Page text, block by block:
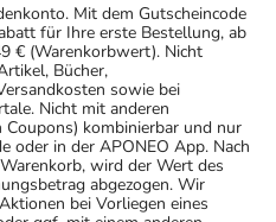
Mit dem Gutscheincode
für Ihre erste Bestellung, ab
€ (Warenkorbwert). Nicht
Bücher,
sowie bei
Nicht mit anderen
kombinierbar und nur
oder in der APONEO App. Nach
wird der Wert des
abgezogen. Wir
bei Vorliegen eines